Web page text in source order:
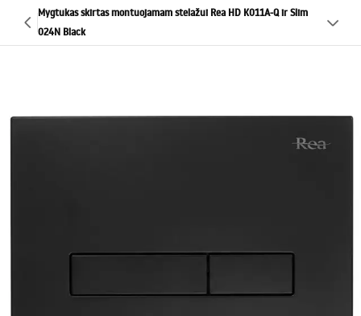
Mygtukas skirtas montuojamam stelažui Rea HD K011A-Q ir Slim
024N Black